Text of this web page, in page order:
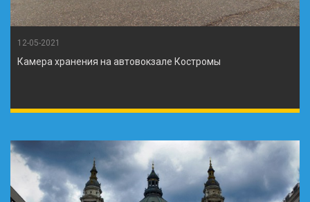
12-05-2021
Камера хранения на автовокзале Костромы